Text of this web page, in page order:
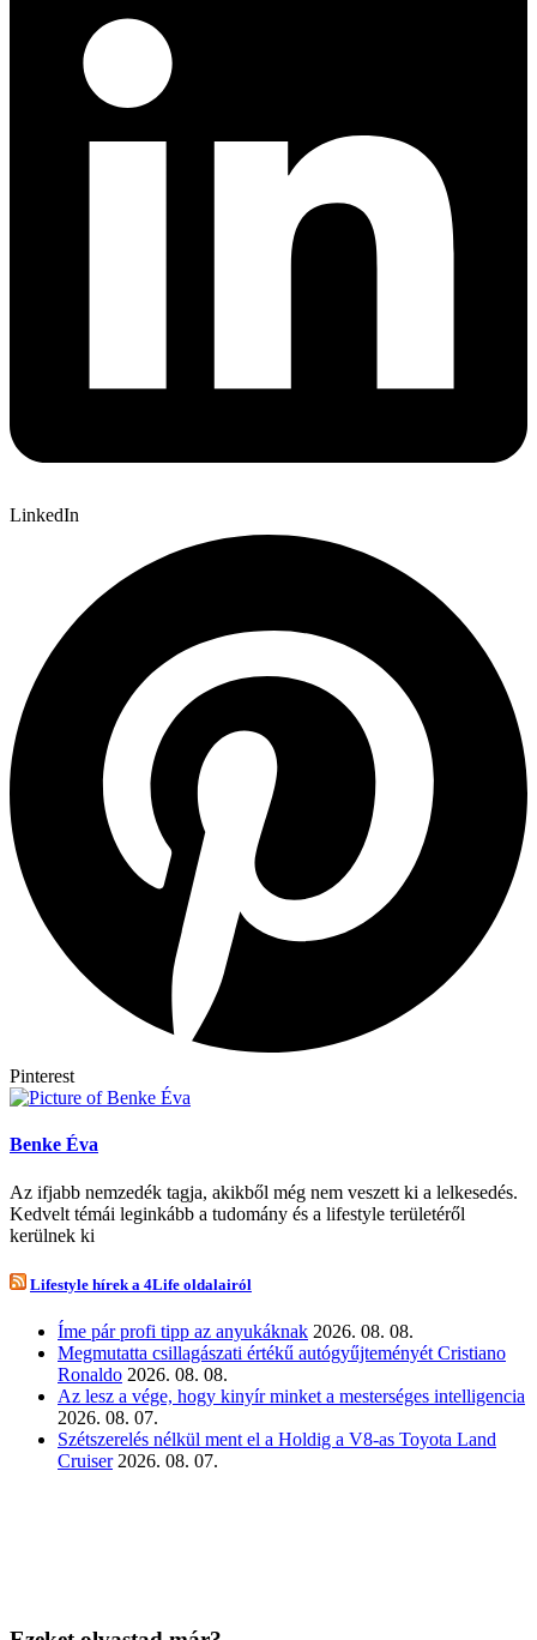
LinkedIn
Pinterest
Benke Éva
Az ifjabb nemzedék tagja, akikből még nem veszett ki a lelkesedés.
Kedvelt témái leginkább a tudomány és a lifestyle területéről
kerülnek ki
Lifestyle hírek a 4Life oldalairól
Íme pár profi tipp az anyukáknak 2026. 08. 08.
Megmutatta csillagászati értékű autógyűjteményét Cristiano
Ronaldo 2026. 08. 08.
Az lesz a vége, hogy kinyír minket a mesterséges intelligencia
2026. 08. 07.
Szétszerelés nélkül ment el a Holdig a V8-as Toyota Land
Cruiser 2026. 08. 07.